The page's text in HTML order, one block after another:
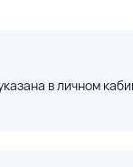
в личном